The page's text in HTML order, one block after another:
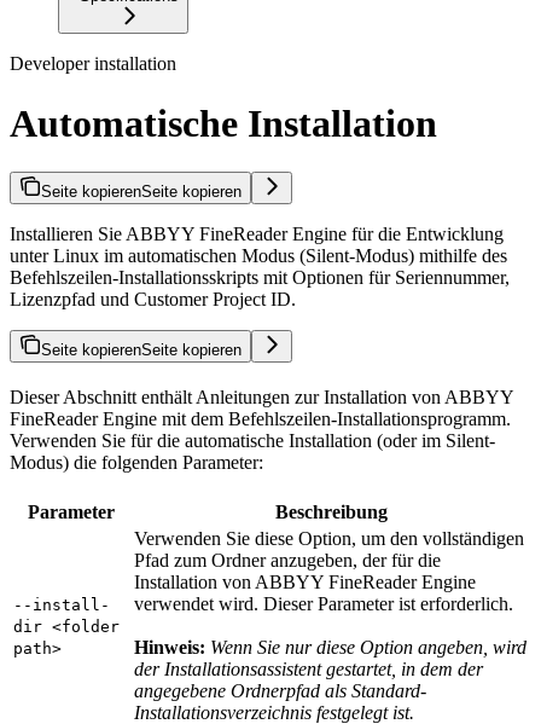
Developer installation
Automatische Installation
Seite kopierenSeite kopieren
Installieren Sie ABBYY FineReader Engine für die Entwicklung
unter Linux im automatischen Modus (Silent-Modus) mithilfe des
Befehlszeilen-Installationsskripts mit Optionen für Seriennummer,
Lizenzpfad und Customer Project ID.
Seite kopierenSeite kopieren
Dieser Abschnitt enthält Anleitungen zur Installation von ABBYY
FineReader Engine mit dem Befehlszeilen-Installationsprogramm.
Verwenden Sie für die automatische Installation (oder im Silent-
Modus) die folgenden Parameter:
Parameter Beschreibung
--install-
dir <folder
path>
Verwenden Sie diese Option, um den vollständigen
Pfad zum Ordner anzugeben, der für die
Installation von ABBYY FineReader Engine
verwendet wird. Dieser Parameter ist erforderlich.
Hinweis: Wenn Sie nur diese Option angeben, wird
der Installationsassistent gestartet, in dem der
angegebene Ordnerpfad als Standard-
Installationsverzeichnis festgelegt ist.